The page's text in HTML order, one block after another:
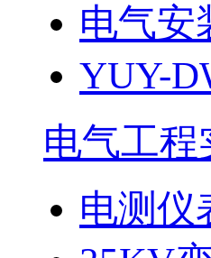
电气安
YUY-
电气工程
电测仪